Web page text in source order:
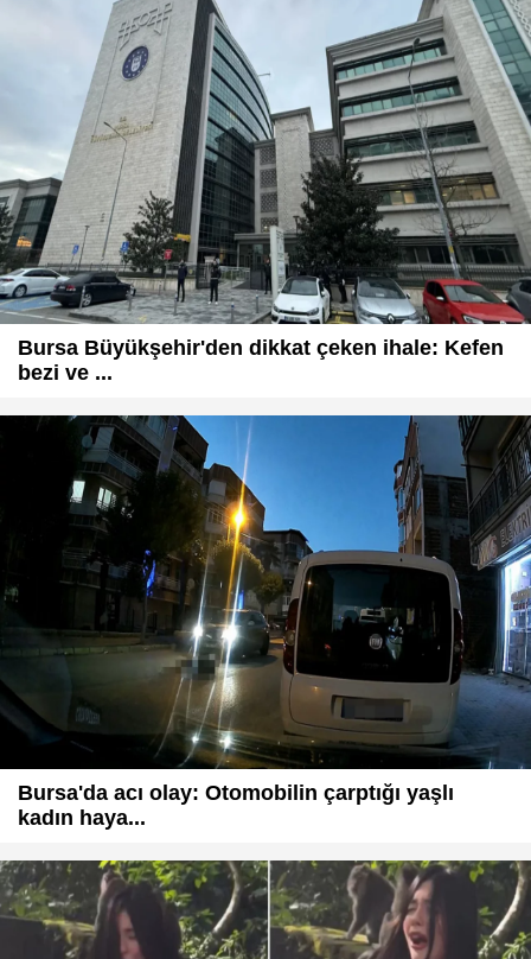
Bursa Büyükşehir'den dikkat çeken ihale: Kefen
bezi ve ...
Bursa'da acı olay: Otomobilin çarptığı yaşlı
kadın haya...